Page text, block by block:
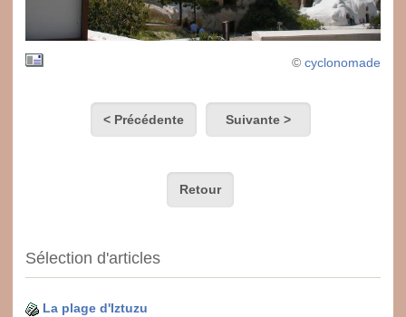
© cyclonomade
< Précédente Suivante >
Retour
Sélection d'articles
La plage d'Iztuzu